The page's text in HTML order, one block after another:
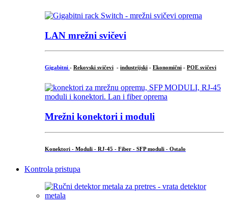
LAN mrežni svičevi
Gigabitni - Rekovski svičevi - industrijski - Ekonomični - POE svičevi
Mrežni konektori i moduli
Konektori - Moduli - RJ-45 - Fiber - SFP moduli - Ostalo
Kontrola pristupa